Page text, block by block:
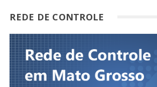
REDE DE CONTROLE